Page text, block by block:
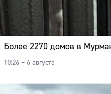
Более 2270 домов в
10:26 – 6 августа